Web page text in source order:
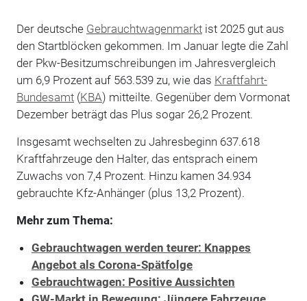
Der deutsche Gebrauchtwagenmarktist 2025 gut aus
den Startblöcken gekommen. Im Januar legte die Zahl
der Pkw-Besitzumschreibungen im Jahresvergleich
um 6,9 Prozent auf 563.539 zu, wie das Kraftfahrt-
Bundesamt(KBA) mitteilte. Gegenüber dem Vormonat
Dezember beträgt das Plus sogar 26,2 Prozent.
Insgesamt wechselten zu Jahresbeginn 637.618
Kraftfahrzeuge den Halter, das entsprach einem
Zuwachs von 7,4 Prozent. Hinzu kamen 34.934
gebrauchte Kfz-Anhänger (plus 13,2 Prozent).
Mehr zum Thema:
Gebrauchtwagen werden teurer: Knappes
Angebot als Corona-Spätfolge
Gebrauchtwagen: Positive Aussichten